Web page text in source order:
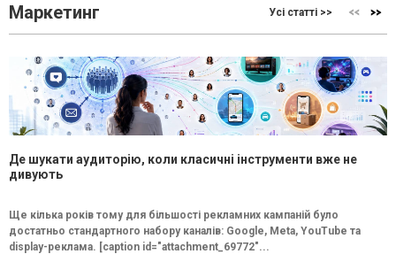
Маркетинг Усі статті >>
Де шукати аудиторію, коли класичні інструменти вже не
дивують
Ще кілька років тому для більшості рекламних кампаній було
достатньо стандартного набору каналів: Google, Meta, YouTube та
display-реклама. [caption id="attachment_69772"...